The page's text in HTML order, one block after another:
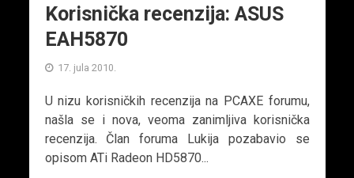
Korisnička recenzija: ASUS
EAH5870
17. jula 2010.
U nizu korisničkih recenzija na PCAXE forumu,
našla se i nova, veoma zanimljiva korisnička
recenzija. Član foruma Lukija pozabavio se
opisom ATi Radeon HD5870...